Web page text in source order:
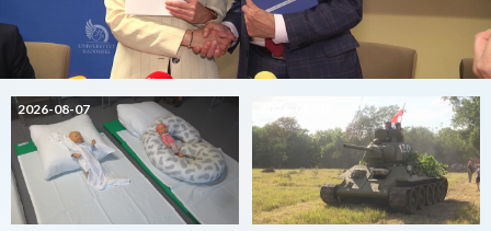
2026-08-07